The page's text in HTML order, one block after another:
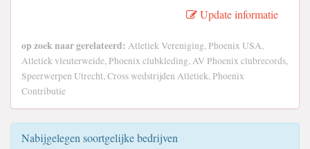
Update informatie
op zoek naar gerelateerd: Atletiek Vereniging, Phoenix USA,
Atletiek vleuterweide, Phoenix clubkleding, AV Phoenix clubrecords,
Speerwerpen Utrecht, Cross wedstrijden Atletiek, Phoenix
Contributie
Nabijgelegen soortgelijke bedrijven